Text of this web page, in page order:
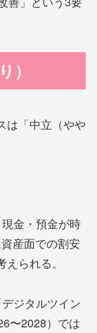
）
は「中立（やや
金・預金が時
産面での割安
られる。
ジタルツイン
〜2028）では